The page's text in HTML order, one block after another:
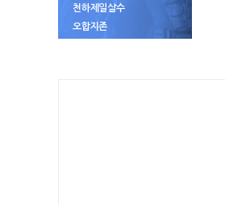
천하제일살수
오합지존